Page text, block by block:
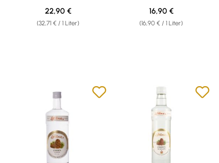
(32,71 € / 1 Liter)
Regulärer Preis:
22,90 €
(16,90 € / 1 Liter)
Regulärer Preis:
16,90 €